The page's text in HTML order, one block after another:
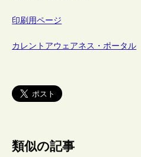
印刷用ページ
カレントアウェアネス・ポータル
類似の記事